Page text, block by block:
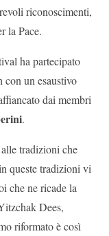
riconoscimenti,
la Pace.
ha partecipato
con un esaustivo
dai membri
.
tradizioni che
queste tradizioni vi
che ne ricade la
Dees,
riformato è così